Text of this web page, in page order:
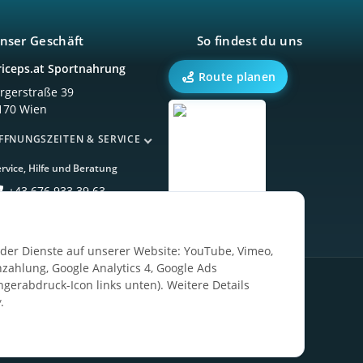
Dienste auf unserer Website: YouTube, Vimeo,
Google Analytics 4, Google Ads
Icon links unten). Weitere Details
.
Geschäft
Sportnahrung
39
Wien
& SERVICE
Hilfe und Beratung
+43 676 933 39 63
So findest du uns
Route planen